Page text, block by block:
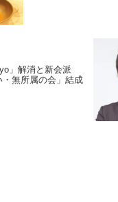
」解消と新会派
・無所属の会」結成